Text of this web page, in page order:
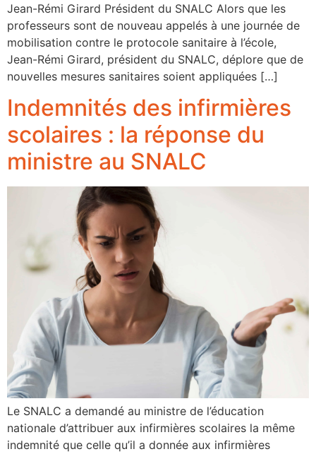
Jean-Rémi Girard Président du SNALC Alors que les
professeurs sont de nouveau appelés à une journée de
mobilisation contre le protocole sanitaire à l’école,
Jean-Rémi Girard, président du SNALC, déplore que de
nouvelles mesures sanitaires soient appliquées […]
Indemnités des infirmières
scolaires : la réponse du
ministre au SNALC
Le SNALC a demandé au ministre de l’éducation
nationale d’attribuer aux infirmières scolaires la même
indemnité que celle qu’il a donnée aux infirmières